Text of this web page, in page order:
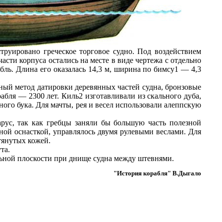
греческое торговое судно. Под воздействием
корпуса остались на месте в виде чертежа с отдельно
Длина его оказалась 14,3 м, ширина по бимсу1 — 4,3
метод датировки деревянных частей судна, бронзовые
— 2300 лет. Киль2 изготавливали из скального дуба,
бука. Для мачты, рея и весел использовали алеппскую
так как гребцы заняли бы большую часть полезной
оснасткой, управлялось двумя рулевыми веслами. Для
кожей.
плоскости при днище судна между штевнями.
"История корабля" В.Дыгало